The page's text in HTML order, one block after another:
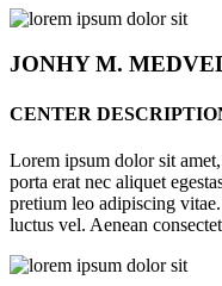
JONHYM.
CENTER
Lorem ipsum dolor sit
porta erat nec aliquet
pretium leo adipiscing
luctus vel. Aenean